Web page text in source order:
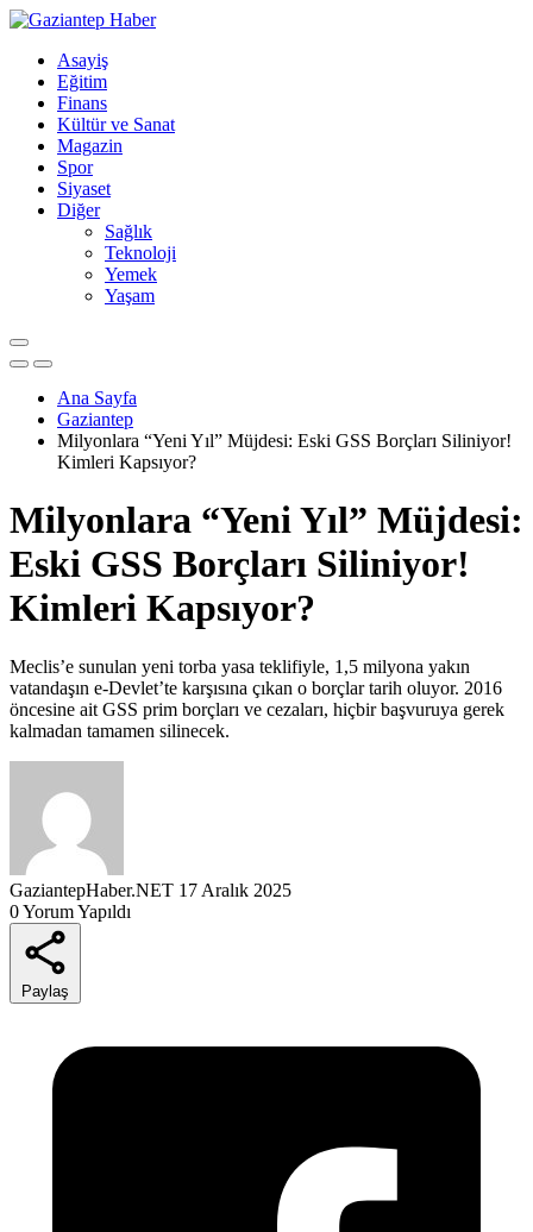
Asayiş
Eğitim
Finans
Kültür ve Sanat
Magazin
Spor
Siyaset
Diğer
Sağlık
Teknoloji
Yemek
Yaşam
Ana Sayfa
Gaziantep
Milyonlara “Yeni Yıl” Müjdesi: Eski GSS Borçları Siliniyor!
Kimleri Kapsıyor?
Milyonlara “Yeni Yıl” Müjdesi:
Eski GSS Borçları Siliniyor!
Kimleri Kapsıyor?
Meclis’e sunulan yeni torba yasa teklifiyle, 1,5 milyona yakın
vatandaşın e-Devlet’te karşısına çıkan o borçlar tarih oluyor. 2016
öncesine ait GSS prim borçları ve cezaları, hiçbir başvuruya gerek
kalmadan tamamen silinecek.
GaziantepHaber.NET 17 Aralık 2025
0 Yorum Yapıldı
Paylaş